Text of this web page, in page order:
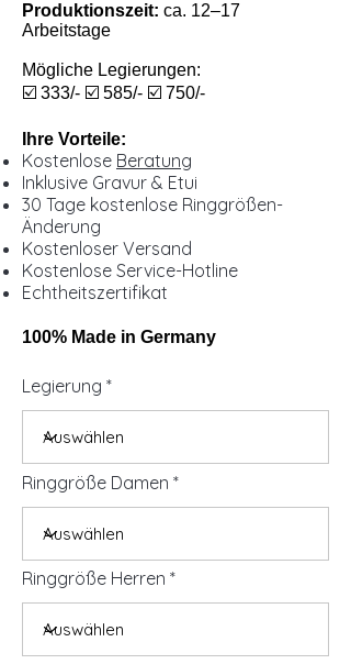
Produktionszeit: ca. 12–17
Arbeitstage
Mögliche Legierungen:
☑️ 333/- ☑️ 585/- ☑️ 750/-
Ihre Vorteile:
Kostenlose Beratung
Inklusive Gravur & Etui
30 Tage kostenlose Ringgrößen-
Änderung
Kostenloser Versand
Kostenlose Service-Hotline
Echtheitszertifikat
100% Made in Germany
Legierung
Ringgröße Damen
Ringgröße Herren